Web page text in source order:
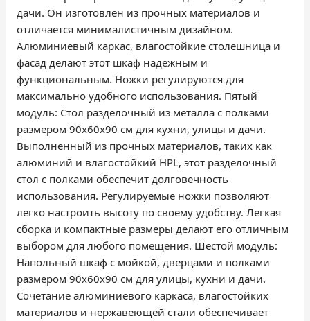
дачи. Он изготовлен из прочных материалов и
отличается минималистичным дизайном.
Алюминиевый каркас, влагостойкие столешница и
фасад делают этот шкаф надежным и
функциональным. Ножки регулируются для
максимально удобного использования. Пятый
модуль: Стол разделочный из металла с полками
размером 90x60x90 см для кухни, улицы и дачи.
Выполненный из прочных материалов, таких как
алюминий и влагостойкий HPL, этот разделочный
стол с полками обеспечит долговечность
использования. Регулируемые ножки позволяют
легко настроить высоту по своему удобству. Легкая
сборка и компактные размеры делают его отличным
выбором для любого помещения. Шестой модуль:
Напольный шкаф с мойкой, дверцами и полками
размером 90х60х90 см для улицы, кухни и дачи.
Сочетание алюминиевого каркаса, влагостойких
материалов и нержавеющей стали обеспечивает